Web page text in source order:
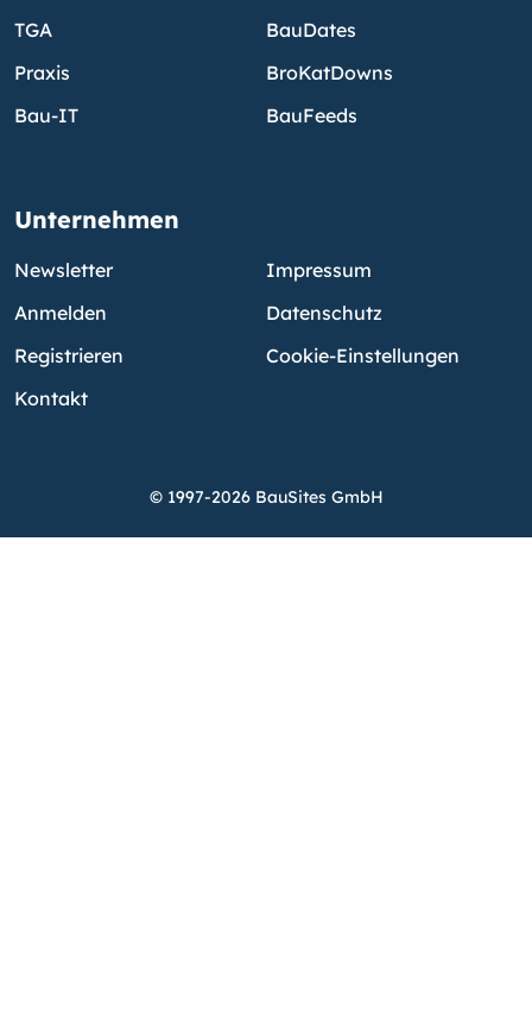
TGA
Praxis
Bau-IT
BauDates
BroKatDowns
BauFeeds
Unternehmen
Newsletter
Anmelden
Registrieren
Kontakt
Impressum
Datenschutz
Cookie-Einstellungen
© 1997-2026 BauSites GmbH